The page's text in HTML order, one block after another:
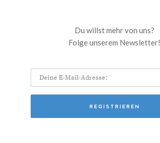
Du willst mehr von uns?
Folge unserem Newsletter!